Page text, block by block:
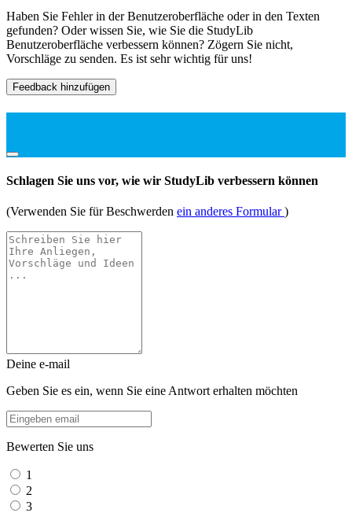
Haben Sie Fehler in der Benutzeroberfläche oder in den Texten
gefunden? Oder wissen Sie, wie Sie die StudyLib
Benutzeroberfläche verbessern können? Zögern Sie nicht,
Vorschläge zu senden. Es ist sehr wichtig für uns!
Feedback hinzufügen
Schlagen Sie uns vor, wie wir StudyLib verbessern können
(Verwenden Sie für Beschwerden ein anderes Formular)
Deine e-mail
Geben Sie es ein, wenn Sie eine Antwort erhalten möchten
Bewerten Sie uns
1
2
3